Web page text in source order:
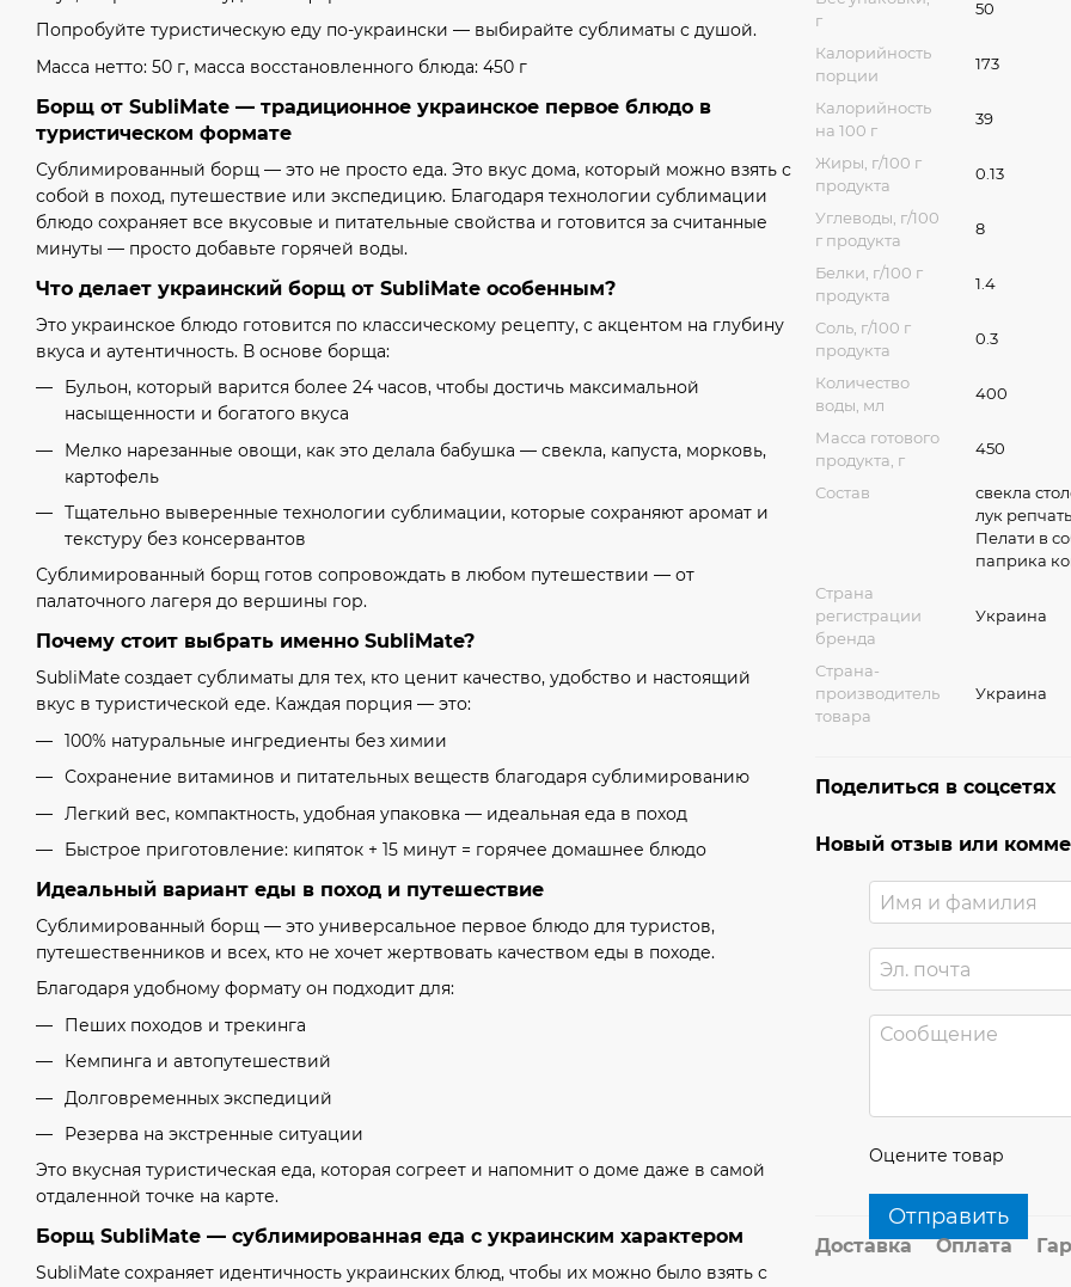
Попробуйте туристическую еду по-украински — выбирайте сублиматы с душой.
Масса нетто: 50 г, масса восстановленного блюда: 450 г
Борщ от SubliMate — традиционное украинское первое блюдо в
туристическом формате
Сублимированный борщ — это не просто еда. Это вкус дома, который можно взять с
собой в поход, путешествие или экспедицию. Благодаря технологии сублимации
блюдо сохраняет все вкусовые и питательные свойства и готовится за считанные
минуты — просто добавьте горячей воды.
Что делает украинский борщ от SubliMate особенным?
Это украинское блюдо готовится по классическому рецепту, с акцентом на глубину
вкуса и аутентичность. В основе борща:
Бульон, который варится более 24 часов, чтобы достичь максимальной
насыщенности и богатого вкуса
Мелко нарезанные овощи, как это делала бабушка — свекла, капуста, морковь,
картофель
Тщательно выверенные технологии сублимации, которые сохраняют аромат и
текстуру без консервантов
Сублимированный борщ готов сопровождать в любом путешествии — от
палаточного лагеря до вершины гор.
Почему стоит выбрать именно SubliMate?
SubliMate создает сублиматы для тех, кто ценит качество, удобство и настоящий
вкус в туристической еде. Каждая порция — это:
100% натуральные ингредиенты без химии
Сохранение витаминов и питательных веществ благодаря сублимированию
Легкий вес, компактность, удобная упаковка — идеальная еда в поход
Быстрое приготовление: кипяток + 15 минут = горячее домашнее блюдо
Идеальный вариант еды в поход и путешествие
Сублимированный борщ — это универсальное первое блюдо для туристов,
путешественников и всех, кто не хочет жертвовать качеством еды в походе.
Благодаря удобному формату он подходит для:
Пеших походов и трекинга
Кемпинга и автопутешествий
Долговременных экспедиций
Резерва на экстренные ситуации
Это вкусная туристическая еда, которая согреет и напомнит о доме даже в самой
отдаленной точке на карте.
Борщ SubliMate — сублимированная еда с украинским характером
SubliMate сохраняет идентичность украинских блюд, чтобы их можно было взять с
г
50
Калорийность
порции
173
Калорийность
на 100 г
39
Жиры, г/100 г
продукта
0.13
Углеводы, г/100
г продукта
8
Белки, г/100 г
продукта
1.4
Соль, г/100 г
продукта
0.3
Количество
воды, мл
400
Масса готового
продукта, г
450
Состав
свекла
лук
Пелати в
паприка
Страна
регистрации
бренда
Украина
Страна-
производитель
товара
Украина
Поделиться в соцсетях
Новый отзыв или
Оцените товар
Отправить
Доставка Оплата